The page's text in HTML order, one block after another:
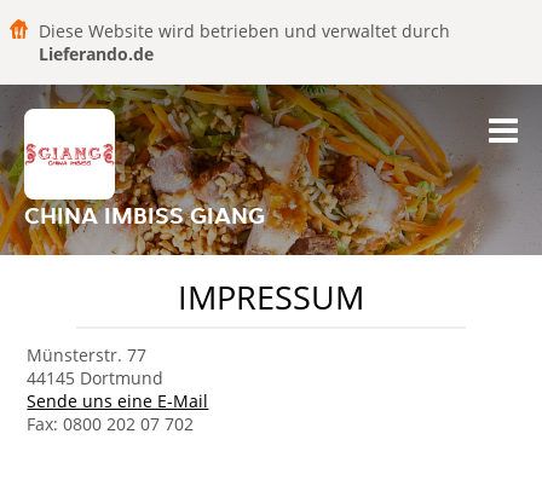
Diese Website wird betrieben und verwaltet durch
Lieferando.de
CHINA IMBISS GIANG
IMPRESSUM
Münsterstr. 77
44145 Dortmund
Sende uns eine E-Mail
Fax: 0800 202 07 702